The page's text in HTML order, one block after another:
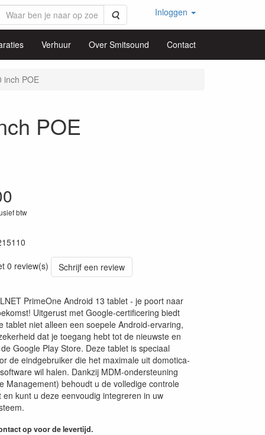
Zoeken Inloggen
Verhuur Over Smitsound Contact
inch POE
POE
btw
0 review(s)
Schrijf een review
PrimeOne Android 13 tablet - je poort naar
Uitgerust met Google-certificering biedt
tablet niet alleen een soepele Android-ervaring,
dat je toegang hebt tot de nieuwste en
Google Play Store. Deze tablet is speciaal
de eindgebruiker die het maximale uit domotica-
wil halen. Dankzij MDM-ondersteuning
Management) behoudt u de volledige controle
en kunt u deze eenvoudig integreren in uw
op voor de levertijd.